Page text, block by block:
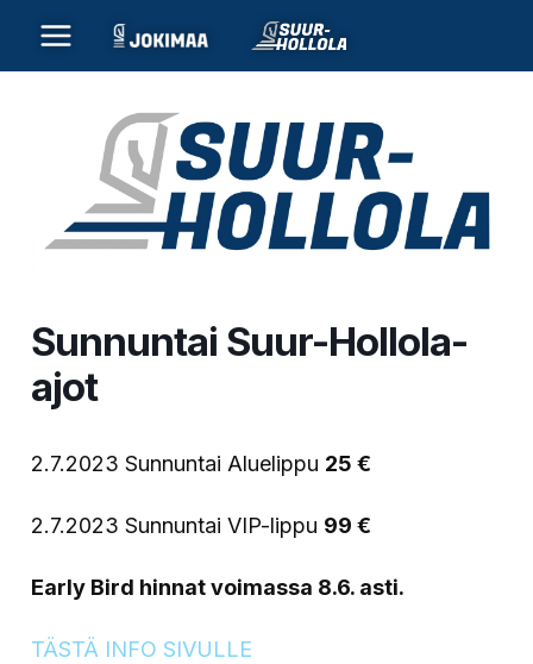
sisältöön
Sunnuntai Suur-Hollola-
ajot
2.7.2023 Sunnuntai Aluelippu 25 €
2.7.2023 Sunnuntai VIP-lippu 99 €
Early Bird hinnat voimassa 8.6. asti.
TÄSTÄ INFO SIVULLE